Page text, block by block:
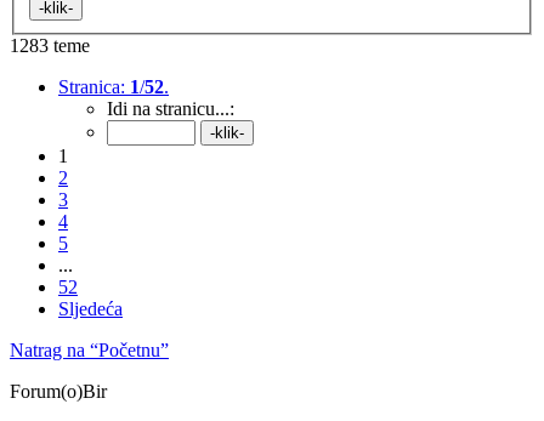
1283 teme
Stranica: 1/52.
Idi na stranicu...:
1
2
3
4
5
...
52
Sljedeća
Natrag na “Početnu”
Forum(o)Bir